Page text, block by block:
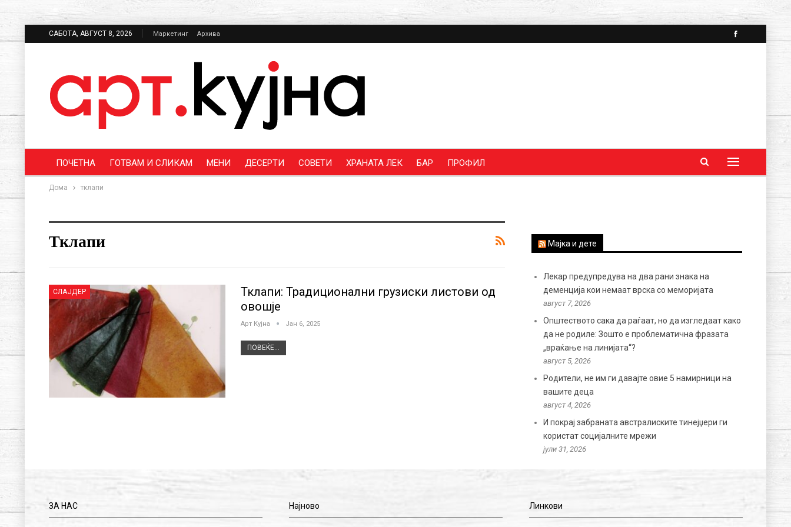
САБОТА, АВГУСТ 8, 2026 Маркетинг Архива
ПОЧЕТНА ГОТВАМ И СЛИКАМ МЕНИ ДЕСЕРТИ СОВЕТИ ХРАНАТА ЛЕК БАР ПРОФИЛ
Дома тклапи
Тклапи
СЛАЈДЕР
Тклапи: Традиционални грузиски листови од
овошје
Арт Кујна Јан 6, 2025
ПОВЕЌЕ...
Мајка и дете
Лекар предупредува на два рани знака на
деменција кои немаат врска со меморијата
август 7, 2026
Општеството сака да раѓаат, но да изгледаат како
да не родиле: Зошто е проблематична фразата
„враќање на линијата“?
август 5, 2026
Родители, не им ги давајте овие 5 намирници на
вашите деца
август 4, 2026
И покрај забраната австралиските тинејџери ги
користат социјалните мрежи
јули 31, 2026
ЗА НАС Најново Линкови